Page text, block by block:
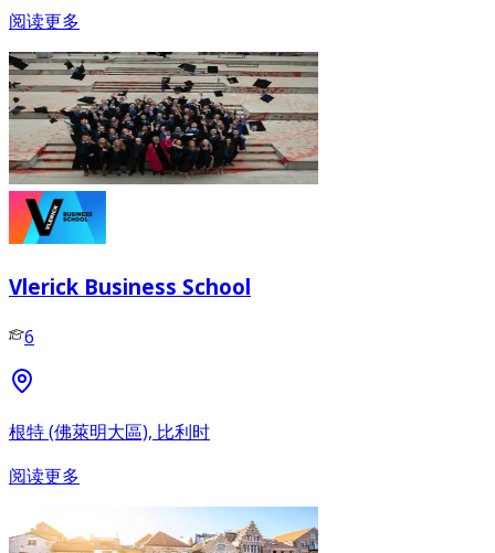
阅读更多
Vlerick Business School
6
根特 (佛萊明大區), 比利时
阅读更多